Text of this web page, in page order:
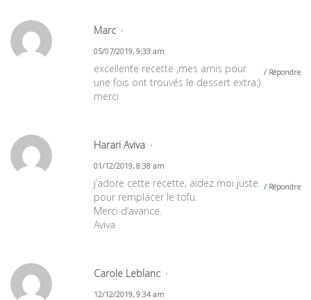
Marc
05/07/2019, 9:33 am
Répondre
excellente recette ,mes amis pour
une fois ont trouvés le dessert extra:)
merci
Harari Aviva
01/12/2019, 8:38 am
Répondre
j’adore cette recette, aidez moi juste
pour remplacer le tofu.
Merci d’avance.
Aviva
Carole Leblanc
12/12/2019, 9:34 am